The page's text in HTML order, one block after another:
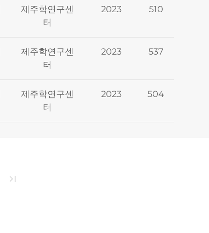
제주학연구센
터
2023 510
제주학연구센
터
2023 537
제주학연구센
터
2023 504
last_page